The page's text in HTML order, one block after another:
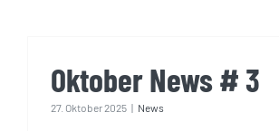
Oktober News # 3
27. Oktober 2025 | News